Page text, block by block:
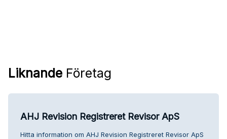
Liknande Företag
AHJ Revision Registreret Revisor ApS
Hitta information om AHJ Revision Registreret Revisor ApS